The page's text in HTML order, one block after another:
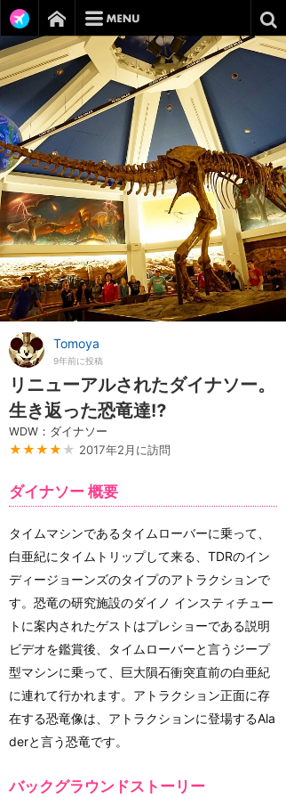
Tomoya
9年前に投稿
リニューアルされたダイナソー。
生き返った恐竜達⁉︎
WDW：ダイナソー
★★★★ ★ 2017年2月に訪問
ダイナソー 概要
タイムマシンであるタイムローバーに乗って、
白亜紀にタイムトリップして来る、TDRのイン
ディージョーンズのタイプのアトラクションで
す。恐竜の研究施設のダイノ インスティチュー
トに案内されたゲストはプレショーである説明
ビデオを鑑賞後、タイムローバーと言うジープ
型マシンに乗って、巨大隕石衝突直前の白亜紀
に連れて行かれます。アトラクション正面に存
在する恐竜像は、アトラクションに登場するAla
derと言う恐竜です。
バックグラウンドストーリー